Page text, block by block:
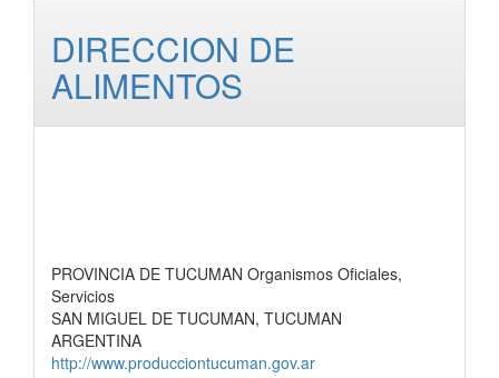
DIRECCION DE
ALIMENTOS
PROVINCIA DE TUCUMAN Organismos Oficiales,
Servicios
SAN MIGUEL DE TUCUMAN, TUCUMAN
ARGENTINA
http://www.producciontucuman.gov.ar